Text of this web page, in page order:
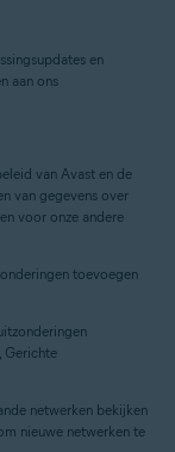
en
aan ons
van Avast en de
van gegevens over
voor onze andere
toevoegen
Gerichte
netwerken bekijken
nieuwe netwerken te